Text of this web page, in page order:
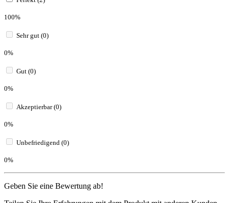
100%
Sehr gut (0)
0%
Gut (0)
0%
Akzeptierbar (0)
0%
Unbefriedigend (0)
0%
Geben Sie eine Bewertung ab!